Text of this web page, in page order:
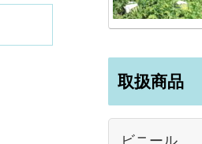
取扱商品